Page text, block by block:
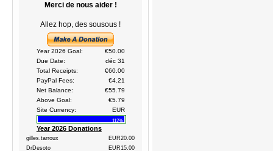
Merci de nous aider !
Allez hop, des sousous !
Year 2026 Goal:
€50.00
Due Date:
déc 31
Total Receipts:
€60.00
PayPal Fees:
€4.21
Net Balance:
€55.79
Above Goal:
€5.79
Site Currency:
EUR
112%
Year 2026 Donations
gilles.tarroux
EUR20.00
DrDesoto
EUR15.00